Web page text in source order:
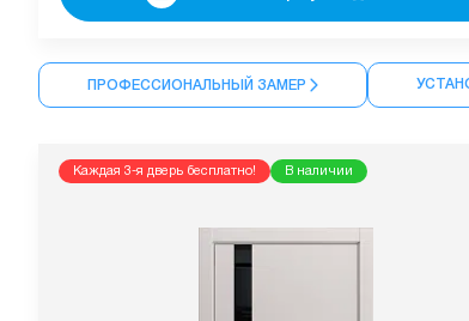
ПРОФЕССИОНАЛЬНЫЙ ЗАМЕР
Каждая 3-я дверь бесплатно! В наличии